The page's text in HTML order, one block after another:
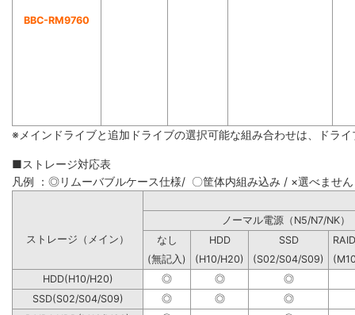
BBC-RM9760
※メインドライブと追加ドライブの選択可能な組み合わせは、ドラ
■ストレージ対応表
凡例 ：◎リムーバブルケース仕様/ 〇筐体内組み込み / ×選べません
ノーマル電源（N5/
ストレージ（メイン）
なし HDD SSD
(無記入)
(H10/H20) (S02/S04/S09)
HDD(H10/H20)
◎ ◎
◎
SSD(S02/S04/S09)
◎ ◎
◎